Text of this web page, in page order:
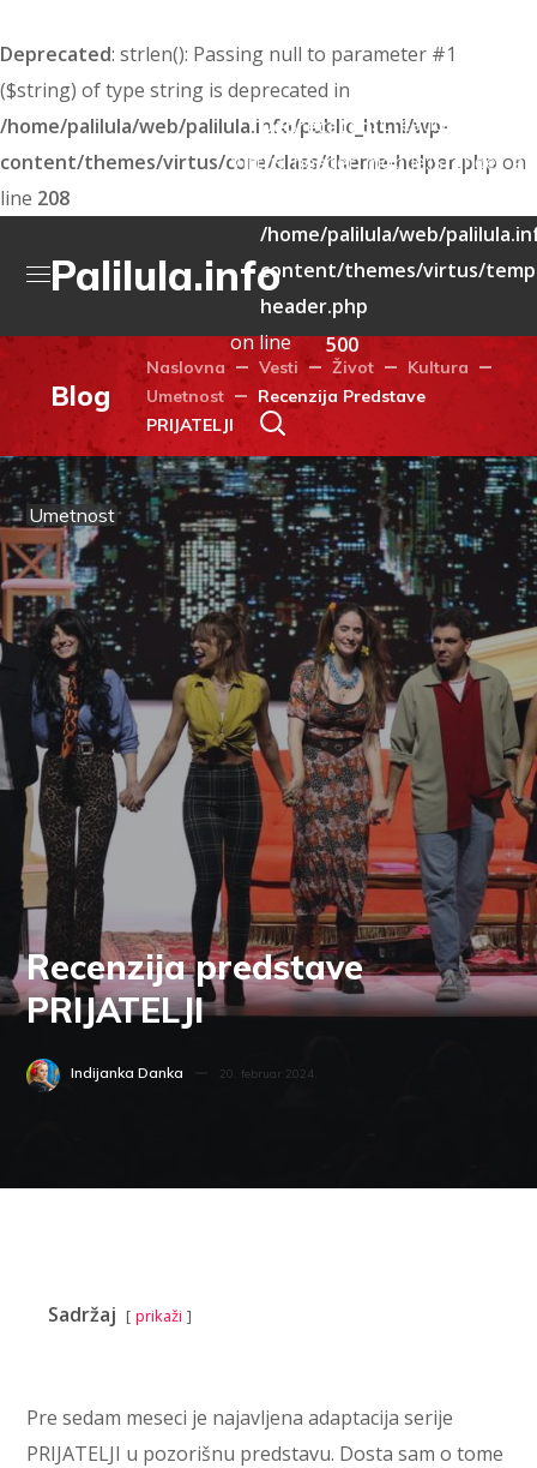
Deprecated: strlen(): Passing null to parameter #1
($string) of type string is deprecated in
/home/palilula/web/palilula.info/public_html/wp-
content/themes/virtus/core/class/theme-helper.php on
line 208
Palilula.info
Deprecated: Creation of
/home/palilula/web/
content/themes/virtus/
header.php
on line
500
Blog
Naslovna Vesti Život
Kultura
Umetnost
Recenzija Predstave
PRIJATELJI
Umetnost
Recenzija predstave
PRIJATELJI
Indijanka Danka 20. februar 2024.
Sadržaj prikaži
Pre sedam meseci je najavljena adaptacija serije
PRIJATELJI u pozorišnu predstavu. Dosta sam o tome